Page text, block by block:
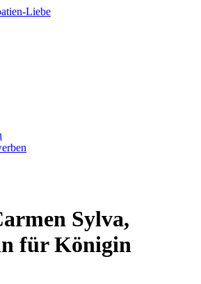
Sylva,
für Königin